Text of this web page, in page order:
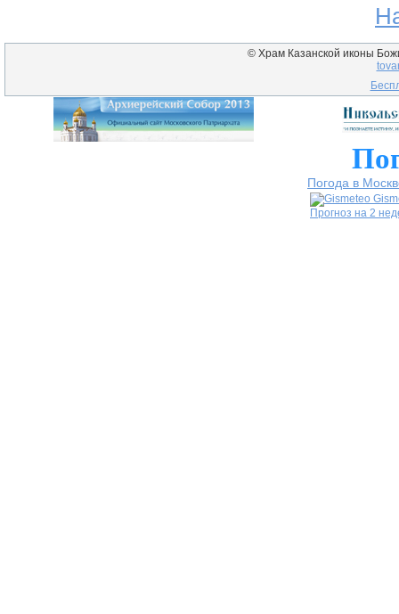
© Храм Казанской иконы
Погода в
Прогноз на 2